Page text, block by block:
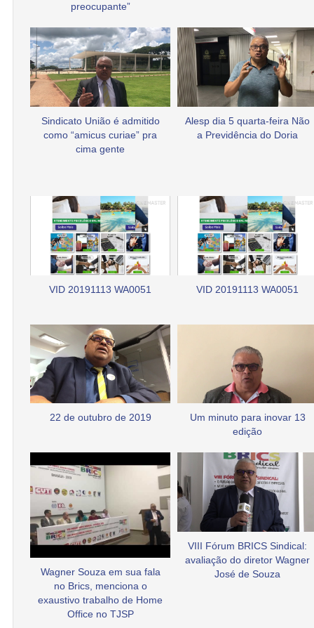
preocupante”
Sindicato União é admitido
como “amicus curiae” pra
cima gente
Alesp dia 5 quarta-feira Não
a Previdência do Doria
VID 20191113 WA0051 VID 20191113 WA0051
22 de outubro de 2019
Um minuto para inovar 13
edição
Wagner Souza em sua fala
no Brics, menciona o
exaustivo trabalho de Home
Office no TJSP
VIII Fórum BRICS Sindical:
avaliação do diretor Wagner
José de Souza